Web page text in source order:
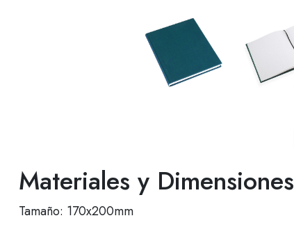
Materiales y Dimensiones
Tamaño: 170x200mm